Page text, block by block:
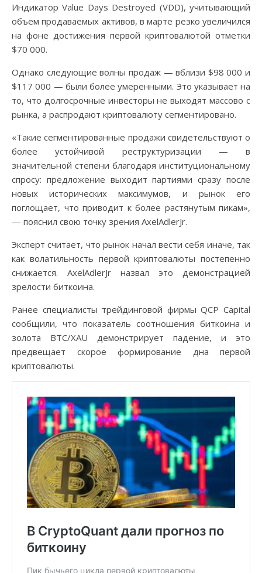
Индикатор Value Days Destroyed (VDD), учитывающий
объем продаваемых активов, в марте резко увеличился
на фоне достижения первой криптовалютой отметки
$70 000.
Однако следующие волны продаж — вблизи $98 000 и
$117 000 — были более умеренными. Это указывает на
то, что долгосрочные инвесторы не выходят массово с
рынка, а распродают криптовалюту сегментировано.
«Такие сегментированные продажи свидетельствуют о
более устойчивой реструктуризации — в
значительной степени благодаря институциональному
спросу: предложение выходит партиями сразу после
новых исторических максимумов, и рынок его
поглощает, что приводит к более растянутым пикам»,
— пояснил свою точку зрения AxelAdlerJr.
Эксперт считает, что рынок начал вести себя иначе, так
как волатильность первой криптовалюты постепенно
снижается. AxelAdlerJr назвал это демонстрацией
зрелости биткоина.
Ранее специалисты трейдинговой фирмы QCP Capital
сообщили, что показатель соотношения биткоина и
золота BTC/XAU демонстрирует падение, и это
предвещает скорое формирование дна первой
криптовалюты.